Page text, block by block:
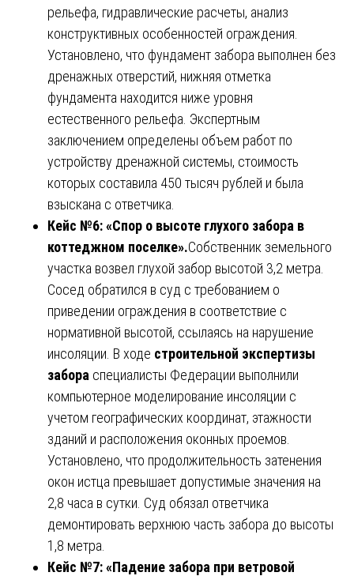
рельефа, гидравлические расчеты, анализ
конструктивных особенностей ограждения.
Установлено, что фундамент забора выполнен без
дренажных отверстий, нижняя отметка
фундамента находится ниже уровня
естественного рельефа. Экспертным
заключением определены объем работ по
устройству дренажной системы, стоимость
которых составила 450 тысяч рублей и была
взыскана с ответчика.
Кейс №6: «Спор о высоте глухого забора в
коттеджном поселке».Собственник земельного
участка возвел глухой забор высотой 3,2 метра.
Сосед обратился в суд с требованием о
приведении ограждения в соответствие с
нормативной высотой, ссылаясь на нарушение
инсоляции. В ходе строительной экспертизы
забора специалисты Федерации выполнили
компьютерное моделирование инсоляции с
учетом географических координат, этажности
зданий и расположения оконных проемов.
Установлено, что продолжительность затенения
окон истца превышает допустимые значения на
2,8 часа в сутки. Суд обязал ответчика
демонтировать верхнюю часть забора до высоты
1,8 метра.
Кейс №7: «Падение забора при ветровой